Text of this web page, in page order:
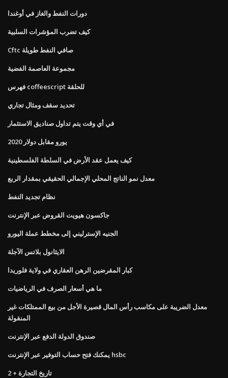
دورات النفط والغاز في أوغندا
كيف تضرب المؤشرات السلبية
Cftc صافي النفط طويلة
مجموعة العاصمة الفضية
فهرس coffeescript للحلقة
تحديد سقف ومثال تجاري
في أي وقت يتم تداول صناديق الاستثمار
يورو مقابل دولار 2020
كيف يعمل عقد الأرض في السلطة الفلسطينية
معدل نمو الناتج المحلي الإجمالي الحقيقي بمقدار الربع
نظام تجديد النفط
جاكسون هيويت القروض عبر الإنترنت
الجنيه الإسترليني إلى مخطط عملة اليورو
الايثانول بلاتس الآجلة
كبار المقرضين الرهن العقاري في ولاية فلوريدا
ما هي أسعار الصرف في الرياضيات
معدل الضريبة على مكاسب رأس المال قصيرة الأجل من بيع الممتلكات غير
المنقولة
صندوق الدولة الدفع عبر الإنترنت
يمكنك فتح حساب التوفير عبر الإنترنت hsbc
تاريخ التجارة + 2